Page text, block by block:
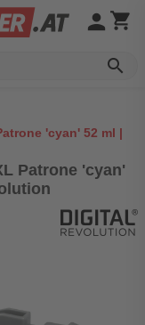
search
person shopping_cart
'cyan' 52 ml |
Patrone 'cyan'